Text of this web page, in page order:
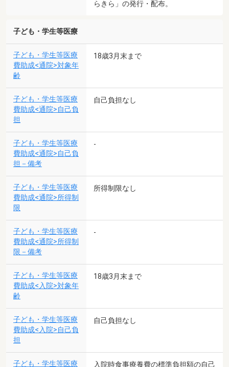
らきら」の発行・配布。
子ども・学生等医療
子ども・学生等医療
費助成<通院>対象年
齢
18歳3月末まで
子ども・学生等医療
費助成<通院>自己負
担
自己負担なし
子ども・学生等医療
費助成<通院>自己負
担－備考
-
子ども・学生等医療
費助成<通院>所得制
限
所得制限なし
子ども・学生等医療
費助成<通院>所得制
限－備考
-
子ども・学生等医療
費助成<入院>対象年
齢
18歳3月末まで
子ども・学生等医療
費助成<入院>自己負
担
自己負担なし
子ども・学生等医療
入院時食事療養費の標準負担額の自己